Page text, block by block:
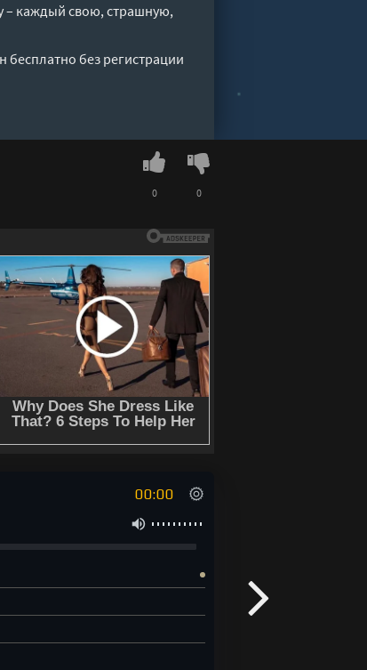
– каждый свою, страшную,
без регистрации
0 0
00:00